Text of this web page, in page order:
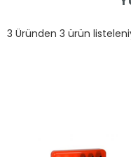
3 Üründen 3 ürün